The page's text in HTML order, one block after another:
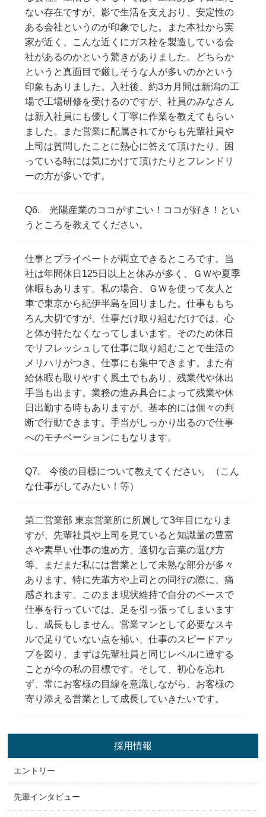
ない存在ですが、影で生活を支えおり、安定性の
ある会社というのが印象でした。また本社から実
家が近く、こんな近くにガス栓を製造している会
社があるのかという驚きがありました。どちらか
というと真面目で厳しそうな人が多いのかという
印象もありました。入社後、約3カ月間は新潟の工
場で工場研修を受けるのですが、社員のみなさん
は新入社員にも優しく丁寧に作業を教えてもらい
ました。また営業に配属されてからも先輩社員や
上司は質問したことに熱心に答えて頂けたり、困
っている時には気にかけて頂けたりとフレンドリ
ーの方が多いです。
Q6. 光陽産業のココがすごい！ココが好き！とい
うところを教えてください。
仕事とプライベートが両立できるところです。当
社は年間休日125日以上と休みが多く、ＧＷや夏季
休暇もあります。私の場合、ＧＷを使って友人と
車で東京から紀伊半島を回りました。仕事ももち
ろん大切ですが、仕事だけ取り組むだけでは、心
と体が持たなくなってしまいます。そのため休日
でリフレッシュして仕事に取り組むことで生活の
メリハリがつき、仕事にも集中できます。また有
給休暇も取りやすく風土でもあり、残業代や休出
手当も出ます。業務の進み具合によって残業や休
日出勤する時もありますが、基本的には個々の判
断で行動できます。手当がしっかり出るので仕事
へのモチベーションにもなります。
Q7. 今後の目標について教えてください。（こん
な仕事がしてみたい！等）
第二営業部 東京営業所に所属して3年目になりま
すが、先輩社員や上司を見ていると知識量の豊富
さや素早い仕事の進め方、適切な言葉の選び方
等、まだまだ私には営業として未熟な部分が多々
あります。特に先輩方や上司との同行の際に、痛
感されます。このまま現状維持で自分のペースで
仕事を行っていては、足を引っ張ってしまいます
し、成長もしません。営業マンとして必要なスキ
ルで足りていない点を補い、仕事のスピードアッ
プを図り、まずは先輩社員と同じレベルに達する
ことが今の私の目標です。そして、初心を忘れ
ず、常にお客様の目線を意識しながら、お客様の
寄り添える営業として成長していきたいです。
採用情報
エントリー
先輩インタビュー